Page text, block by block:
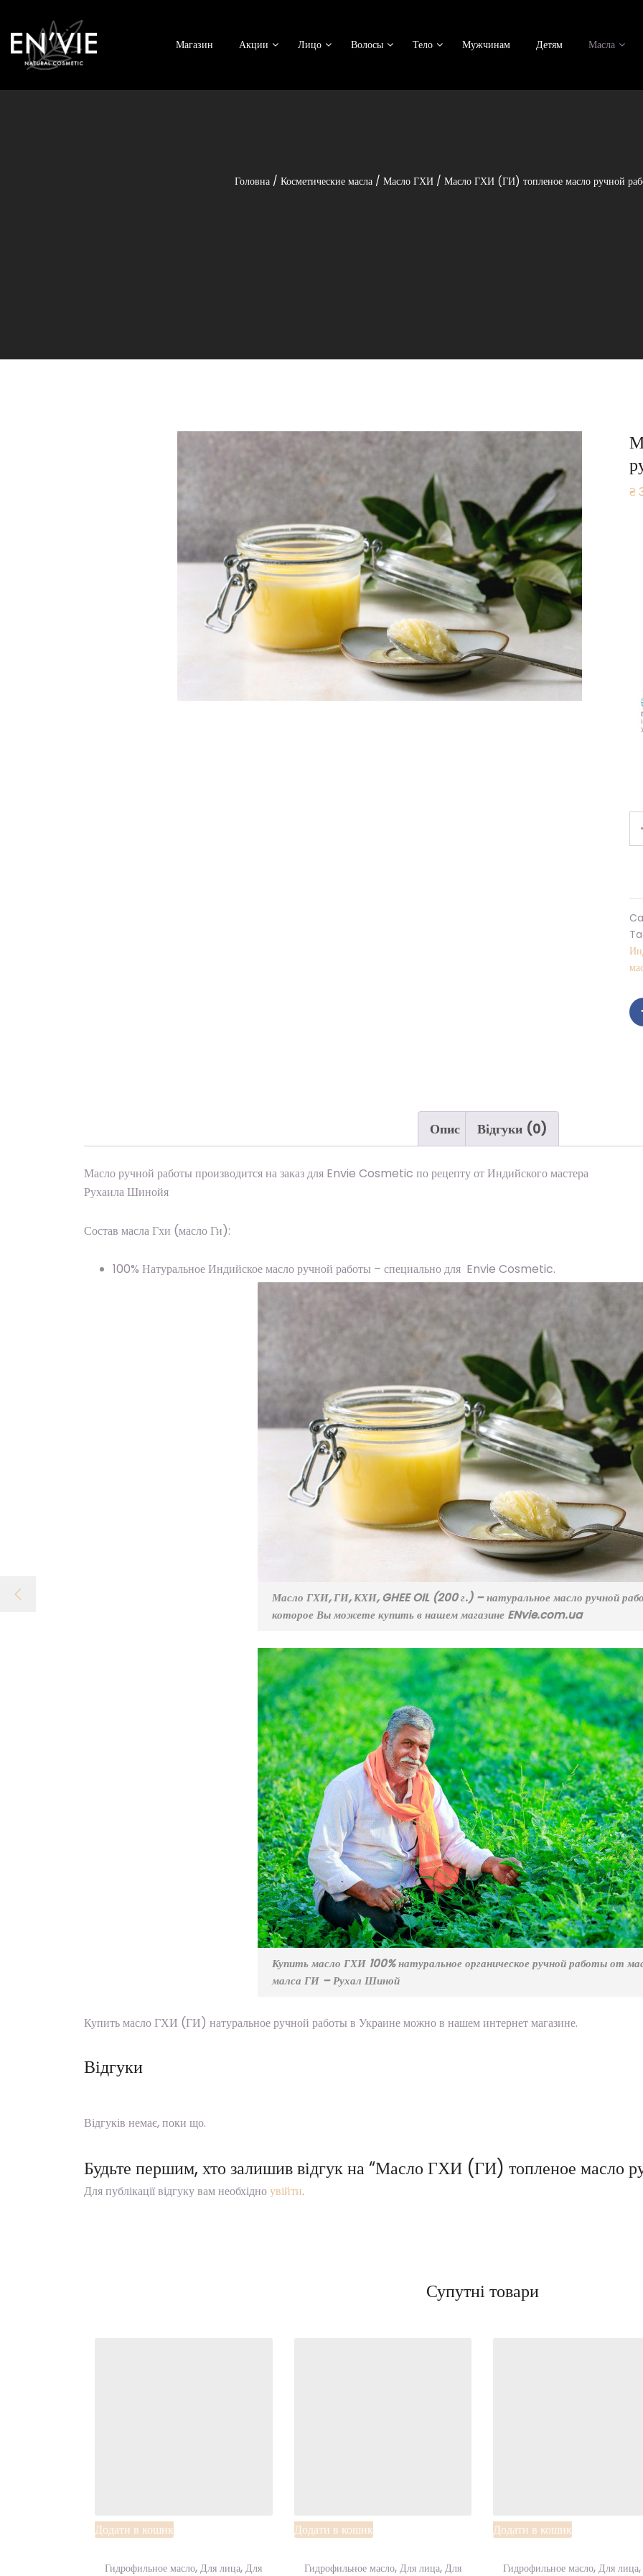
Магазин Акции Лицо Волосы Тело Мужчинам Детям Масла
Головна / Косметические масла / Масло ГХИ / Масло ГХИ (ГИ) топленое масло ручной
₴
Опис Відгуки (0)
Масло ручной работы производится на заказ для Envie Cosmetic по рецепту от Индийского мастера
Рухаила Шинойя
Состав масла Гхи (масло Ги):
100% Натуральное Индийское масло ручной работы – специально для Envie Cosmetic.
Масло ГХИ, ГИ, КХИ, GHEE OIL (200 г.) – натуральное масло ручной
которое Вы можете купить в нашем магазине ENvie.com.ua
Купить масло ГХИ 100% натуральное органическое ручной работы от
малса ГИ – Рухал Шиной
Купить масло ГХИ (ГИ) натуральное ручной работы в Украине можно в нашем интернет магазине.
Відгуки
Відгуків немає, поки що.
Будьте першим, хто залишив відгук на “Масло ГХИ (ГИ) топленое масло
Для публікації відгуку вам необхідноувійти.
Супутні товари
Додати в кошик
Гидрофильное масло,Для лица,Для
Wishlist
Додати в кошик
Гидрофильное масло, Для лица, Для
Додати в кошик
Гидрофильное масло,Для лица